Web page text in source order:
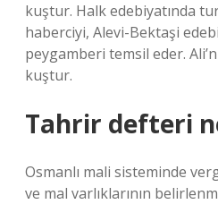
kuştur. Halk edebiyatında
haberciyi, Alevi-Bektaşi
peygamberi temsil eder.
kuştur.
Tahrir defteri
Osmanlı mali sisteminde
ve mal varlıklarının